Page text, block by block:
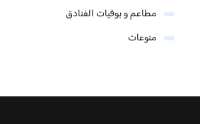
مطاعم و بوفيات الفنادق
منوعات